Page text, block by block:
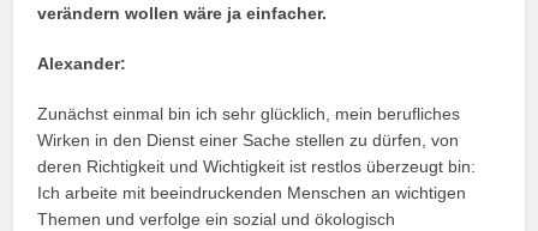
verändern wollen wäre ja einfacher.
Alexander:
Zunächst einmal bin ich sehr glücklich, mein berufliches
Wirken in den Dienst einer Sache stellen zu dürfen, von
deren Richtigkeit und Wichtigkeit ist restlos überzeugt bin:
Ich arbeite mit beeindruckenden Menschen an wichtigen
Themen und verfolge ein sozial und ökologisch